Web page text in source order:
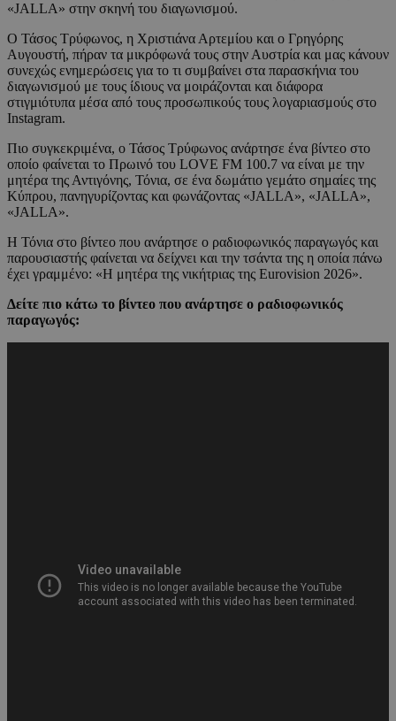
«JALLA» στην σκηνή του διαγωνισμού.
Ο Τάσος Τρύφωνος, η Χριστιάνα Αρτεμίου και ο Γρηγόρης
Αυγουστή, πήραν τα μικρόφωνά τους στην Αυστρία και μας κάνουν
συνεχώς ενημερώσεις για το τι συμβαίνει στα παρασκήνια του
διαγωνισμού με τους ίδιους να μοιράζονται και διάφορα
στιγμιότυπα μέσα από τους προσωπικούς τους λογαριασμούς στο
Instagram.
Πιο συγκεκριμένα, ο Τάσος Τρύφωνος ανάρτησε ένα βίντεο στο
οποίο φαίνεται το Πρωινό του LOVE FM 100.7 να είναι με την
μητέρα της Αντιγόνης, Τόνια, σε ένα δωμάτιο γεμάτο σημαίες της
Κύπρου, πανηγυρίζοντας και φωνάζοντας «JALLA», «JALLA»,
«JALLA».
Η Τόνια στο βίντεο που ανάρτησε ο ραδιοφωνικός παραγωγός και
παρουσιαστής φαίνεται να δείχνει και την τσάντα της η οποία πάνω
έχει γραμμένο: «Η μητέρα της νικήτριας της Eurovision 2026».
Δείτε πιο κάτω το βίντεο που ανάρτησε ο ραδιοφωνικός
παραγωγός: